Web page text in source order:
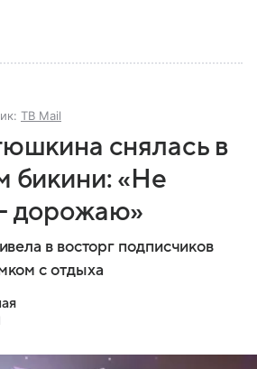
ТВ Mail
снялась в
бикини: «Не
дорожаю»
в восторг подписчиков
с отдыха